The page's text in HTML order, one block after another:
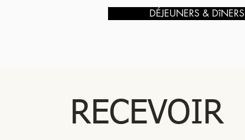
DÉJEUNERS & DîNERS
RECEVOIR